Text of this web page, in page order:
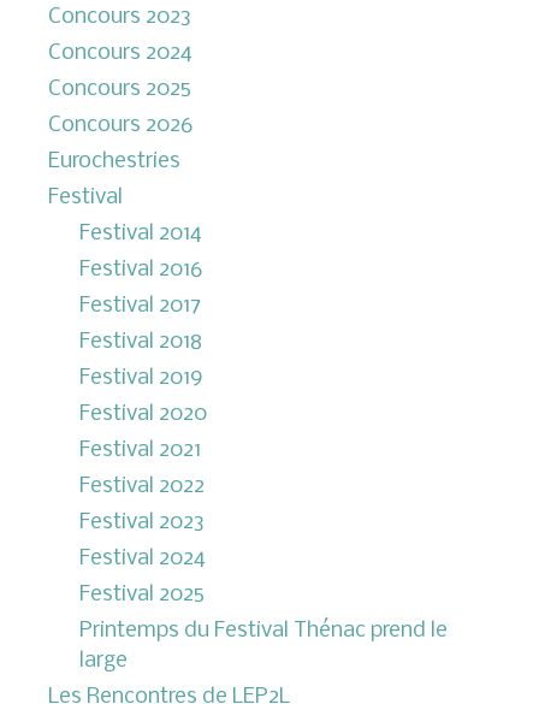
Concours 2023
Concours 2024
Concours 2025
Concours 2026
Eurochestries
Festival
Festival 2014
Festival 2016
Festival 2017
Festival 2018
Festival 2019
Festival 2020
Festival 2021
Festival 2022
Festival 2023
Festival 2024
Festival 2025
Printemps du Festival Thénac prend le
large
Les Rencontres de LEP2L